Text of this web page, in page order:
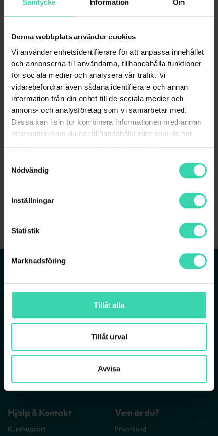
Samtycke Information Om
Denna webbplats använder cookies
Vi använder enhetsidentifierare för att anpassa innehållet
och annonserna till användarna, tillhandahålla funktioner
för sociala medier och analysera vår trafik. Vi
vidarebefordrar även sådana identifierare och annan
information från din enhet till de sociala medier och
annons- och analysföretag som vi samarbetar med.
Dessa kan i sin tur kombinera informationen med annan
information som du har tillhandahållit eller som de har
Nödvändig
Inställningar
Statistik
Marknadsföring
Tillåt alla
Tillåt urval
Avvisa
för att koppla in en router, till
nätverksuttag eller tjänstefördelare. OBS!
beställer digitalbox.
Oskärmad
CAT6
RJ45-kontakt
BESTÄLL NU
Skriv in din adress
för att se om du kan beställa
T.ex Falkenbergsgatan 3, Göteborg
REDAN KUND? LOGGA IN
Bredband
Mobilt bredband
TV-abonnemang
Mobilabonnemang
Vår verksamhet
Vår historia
Jobba på Sappa
Sappagruppen
Hjälp & Kontakt
Kundsupport
Vem är du?
Privatkund